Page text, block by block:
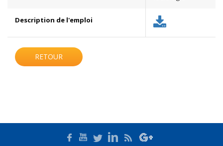
Description de l'emploi
RETOUR